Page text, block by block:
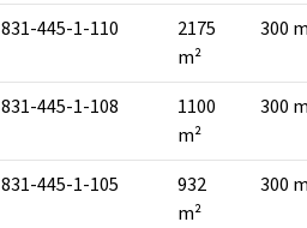
831-445-1-110
2175
m²
300
831-445-1-108
1100
m²
300
831-445-1-105
932
m²
300